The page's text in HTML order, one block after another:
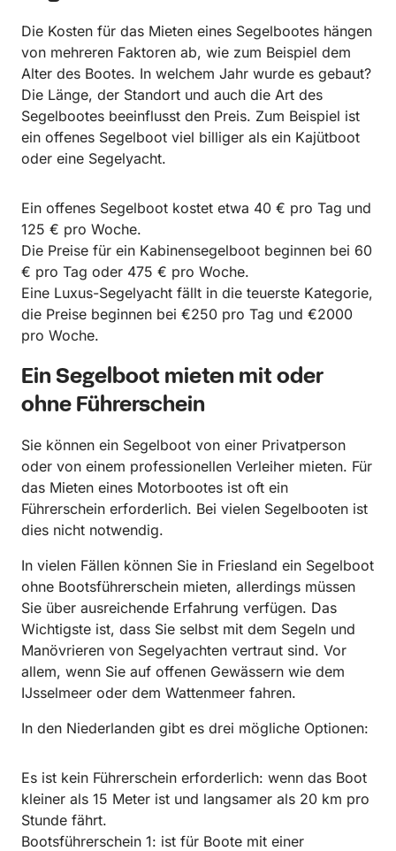
Die Kosten für das Mieten eines Segelbootes hängen
von mehreren Faktoren ab, wie zum Beispiel dem
Alter des Bootes. In welchem Jahr wurde es gebaut?
Die Länge, der Standort und auch die Art des
Segelbootes beeinflusst den Preis. Zum Beispiel ist
ein offenes Segelboot viel billiger als ein Kajütboot
oder eine Segelyacht.
Ein offenes Segelboot kostet etwa 40 € pro Tag und
125 € pro Woche.
Die Preise für ein Kabinensegelboot beginnen bei 60
€ pro Tag oder 475 € pro Woche.
Eine Luxus-Segelyacht fällt in die teuerste Kategorie,
die Preise beginnen bei €250 pro Tag und €2000
pro Woche.
Ein Segelboot mieten mit oder
ohne Führerschein
Sie können ein Segelboot von einer Privatperson
oder von einem professionellen Verleiher mieten. Für
das Mieten eines Motorbootes ist oft ein
Führerschein erforderlich. Bei vielen Segelbooten ist
dies nicht notwendig.
In vielen Fällen können Sie in Friesland ein Segelboot
ohne Bootsführerschein mieten, allerdings müssen
Sie über ausreichende Erfahrung verfügen. Das
Wichtigste ist, dass Sie selbst mit dem Segeln und
Manövrieren von Segelyachten vertraut sind. Vor
allem, wenn Sie auf offenen Gewässern wie dem
IJsselmeer oder dem Wattenmeer fahren.
In den Niederlanden gibt es drei mögliche Optionen:
Es ist kein Führerschein erforderlich: wenn das Boot
kleiner als 15 Meter ist und langsamer als 20 km pro
Stunde fährt.
Bootsführerschein 1: ist für Boote mit einer